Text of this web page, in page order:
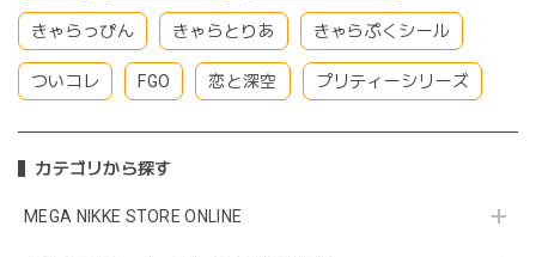
きゃらっぴん きゃらとりあ きゃらぷくシール
ついコレ FGO 恋と深空 プリティーシリーズ
カテゴリから探す
MEGA NIKKE STORE ONLINE